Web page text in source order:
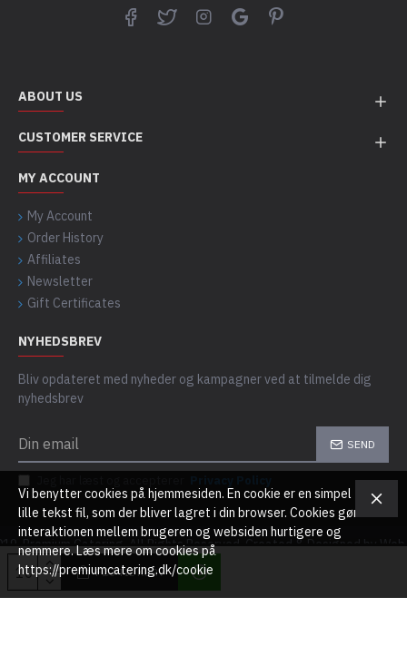
FØJ TIL KURV
ABOUT US
CUSTOMER SERVICE
MY ACCOUNT
My Account
Order History
Affiliates
Newsletter
Gift Certificates
NYHEDSBREV
Bliv opdateret med nyheder og kampagner ved at tilmelde dig
nyhedsbrev
SEND
Premium Catering, All Rights Reserved. Created & Designed by
Vi benytter cookies på hjemmesiden. En cookie er en simpel
lille tekst fil, som der bliver lagret i din browser. Cookies gør
interaktionen mellem brugeren og websiden hurtigere og
nemmere. Læs mere om cookies på
https://premiumcatering.dk/cookie